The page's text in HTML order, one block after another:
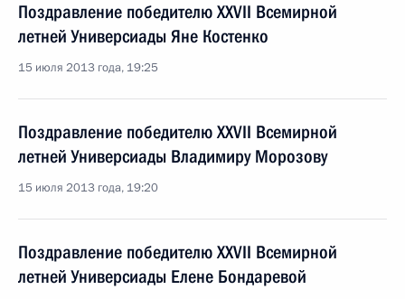
Поздравление победителю XXVII Всемирной
летней Универсиады Яне Костенко
15 июля 2013 года, 19:25
Поздравление победителю XXVII Всемирной
летней Универсиады Владимиру Морозову
15 июля 2013 года, 19:20
Поздравление победителю XXVII Всемирной
летней Универсиады Елене Бондаревой